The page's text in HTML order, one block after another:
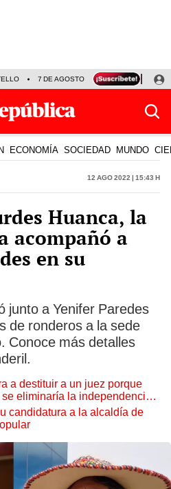
7 DE AGOSTO TINKA RESULTADOS
ECONOMÍA SOCIEDAD MUNDO
12 Ago 2022 | 15:43 h
Huanca, la
acompañó a
en su
junto a Yenifer Paredes
de ronderos a la sede
Conoce más detalles
a destituir a un juez porque
eliminaría la independencia
candidatura a la alcaldía de